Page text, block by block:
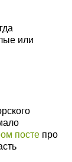
или
посте про